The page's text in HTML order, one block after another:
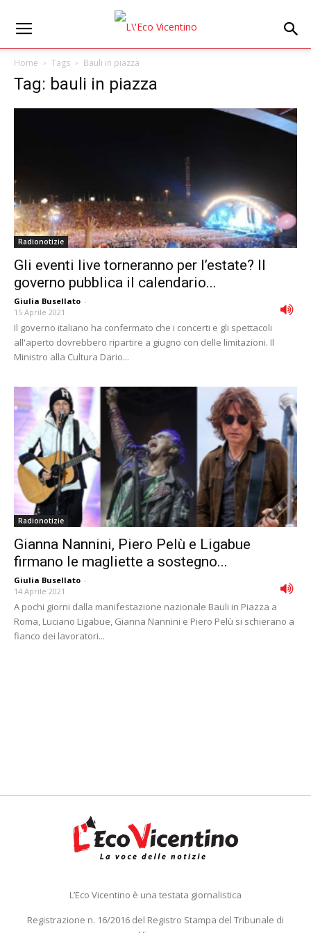
Home Tags Bauli in piazza
Tag: bauli in piazza
Radionotizie
Gli eventi live torneranno per l’estate? Il
governo pubblica il calendario...
Giulia Busellato -
15 Aprile 2021
Il governo italiano ha confermato che i concerti e gli spettacoli
all'aperto dovrebbero ripartire a giugno con delle limitazioni. Il
Ministro alla Cultura Dario...
Radionotizie
Gianna Nannini, Piero Pelù e Ligabue
firmano le magliette a sostegno...
Giulia Busellato -
14 Aprile 2021
A pochi giorni dalla manifestazione nazionale Bauli in Piazza a
Roma, Luciano Ligabue, Gianna Nannini e Piero Pelù si schierano a
fianco dei lavoratori...
L’Eco Vicentino è una testata giornalistica
Registrazione n. 16/2016 del Registro Stampa del Tribunale di